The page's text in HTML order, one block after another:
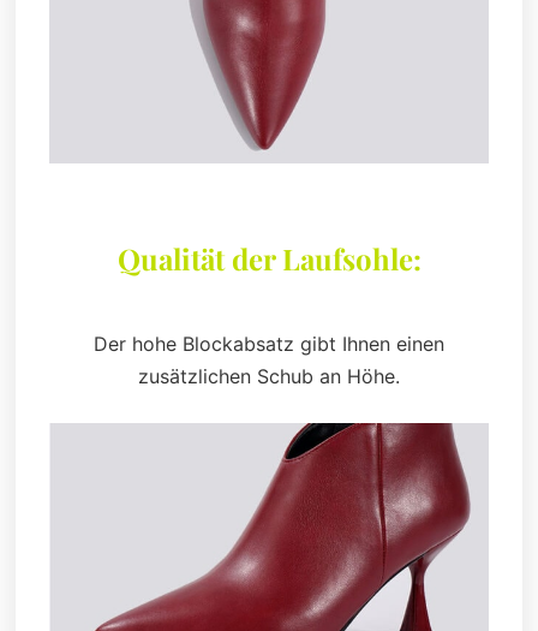
Qualität der Laufsohle:
Der hohe Blockabsatz gibt Ihnen einen
zusätzlichen Schub an Höhe.